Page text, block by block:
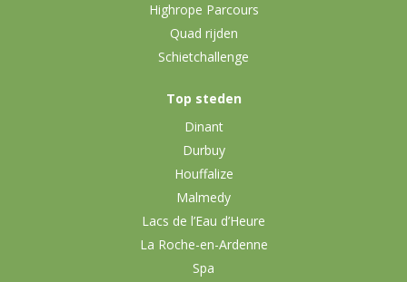
Highrope Parcours
Quad rijden
Schietchallenge
Top steden
Dinant
Durbuy
Houffalize
Malmedy
Lacs de l’Eau d’Heure
La Roche-en-Ardenne
Spa